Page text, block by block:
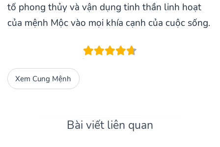
tố phong thủy và vận dụng tinh thần linh hoạt
của mệnh Mộc vào mọi khía cạnh của cuộc sống.
Xem Cung Mệnh
Bài viết liên quan